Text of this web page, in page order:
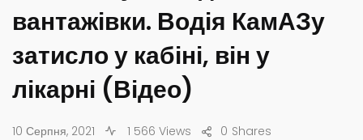
вантажівки. Водія КамАЗу
затисло у кабіні, він у
лікарні (Відео)
10 Серпня, 2021 1 566 Views Shares
0